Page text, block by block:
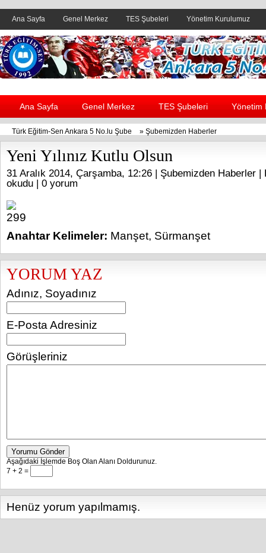
Ana Sayfa Genel Merkez TES Şubeleri Yönetim Kurulumuz
Header yanı reklam alanı
Ana Sayfa Genel Merkez TES Şubeleri Yönetim
Türk Eğitim-Sen Ankara 5 No.lu Şube » Şubemizden Haberler
Yeni Yılınız Kutlu Olsun
31 Aralık 2014, Çarşamba, 12:26 | Şubemizden Haberler |
okudu | 0 yorum
Anahtar Kelimeler: Manşet, Sürmanşet
YORUM YAZ
Adınız, Soyadınız
E-Posta Adresiniz
Görüşleriniz
Yorumu Gönder
Aşağıdaki İşlemde Boş Olan Alanı Doldurunuz.
7 + 2 =
Henüz yorum yapılmamış.